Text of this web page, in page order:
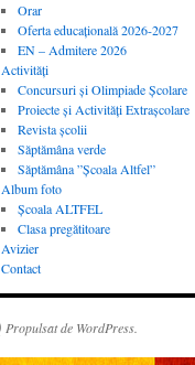
Orar
Oferta educațională 2026-2027
EN – Admitere 2026
Activităţi
Concursuri și Olimpiade Școlare
Proiecte și Activități Extrașcolare
Revista şcolii
Săptămâna verde
Săptămâna ”Școala Altfel”
Album foto
Școala ALTFEL
Clasa pregătitoare
Avizier
Contact
Propulsat de WordPress.